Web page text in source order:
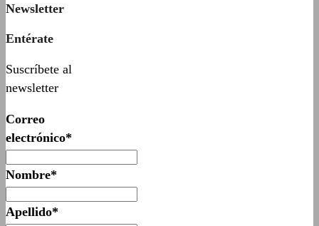
Newsletter
Entérate
Suscríbete al
newsletter
Correo
electrónico*
Nombre*
Apellido*